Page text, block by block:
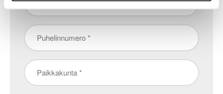
Puhelinnumero
*
Paikkakunta
*